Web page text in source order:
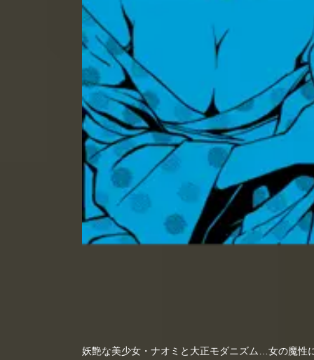
妖艶な美少女・ナオミと大正モダニズム…女の魔性